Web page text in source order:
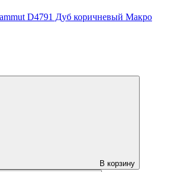
D4791 Дуб коричневый Макро
В корзину